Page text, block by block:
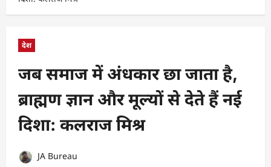
देश
जब समाज में अंधकार छा जाता है,
ब्राह्मण ज्ञान और मूल्यों से देते हैं नई
दिशा: कलराज मिश्र
JA Bureau